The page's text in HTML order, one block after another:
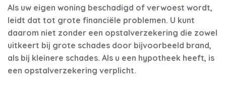
Als uw eigen woning beschadigd of verwoest wordt,
leidt dat tot grote financiële problemen. U kunt
daarom niet zonder een opstalverzekering die zowel
uitkeert bij grote schades door bijvoorbeeld brand,
als bij kleinere schades. Als u een hypotheek heeft, is
een opstalverzekering verplicht.